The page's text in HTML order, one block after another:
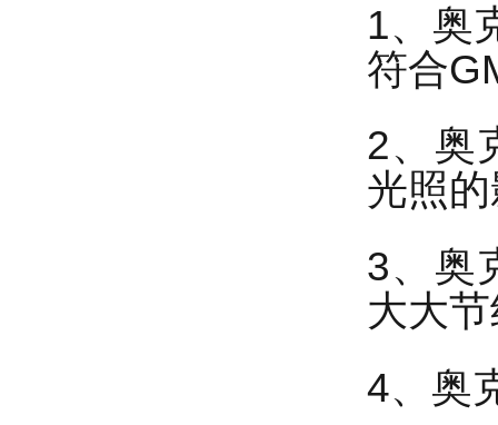
1、奥
符合
2、奥
光照
3、奥
大大
4、奥